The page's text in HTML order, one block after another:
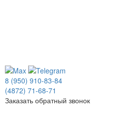
8 (950) 910-83-84
(4872) 71-68-71
Заказать обратный звонок